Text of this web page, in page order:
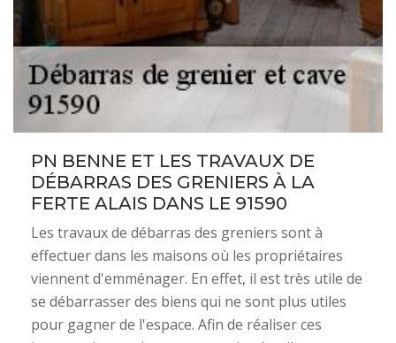
PN BENNE ET LES TRAVAUX DE
DÉBARRAS DES GRENIERS À LA
FERTE ALAIS DANS LE 91590
Les travaux de débarras des greniers sont à
effectuer dans les maisons où les propriétaires
viennent d'emménager. En effet, il est très utile de
se débarrasser des biens qui ne sont plus utiles
pour gagner de l'espace. Afin de réaliser ces